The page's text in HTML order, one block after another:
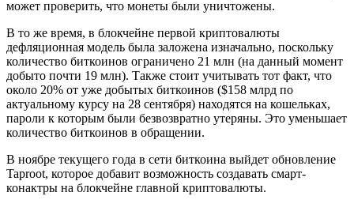
может проверить, что монеты были уничтожены.
В то же время, в блокчейне первой криптовалюты
дефляционная модель была заложена изначально, поскольку
количество биткоинов ограничено 21 млн (на данный момент
добыто почти 19 млн). Также стоит учитывать тот факт, что
около 20% от уже добытых биткоинов ($158 млрд по
актуальному курсу на 28 сентября) находятся на кошельках,
пароли к которым были безвозвратно утеряны. Это уменьшает
количество биткоинов в обращении.
В ноябре текущего года в сети биткоина выйдет обновление
Taproot, которое добавит возможность создавать смарт-
конактры на блокчейне главной криптовалюты.